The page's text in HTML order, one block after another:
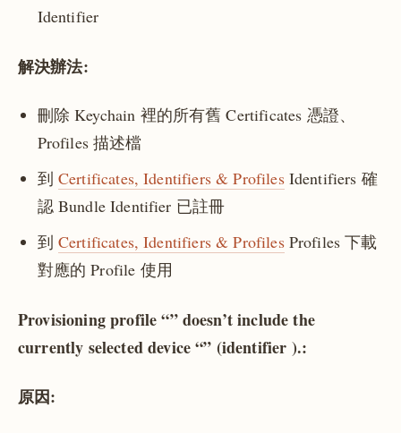
Identifier
解決辦法:
刪除 Keychain 裡的所有舊 Certificates 憑證、
Profiles 描述檔
到 Certificates, Identifiers & ProfilesIdentifiers 確
認 Bundle Identifier 已註冊
到 Certificates, Identifiers & ProfilesProfiles 下載
對應的 Profile 使用
Provisioning profile “” doesn’t include the
currently selected device “” (identifier ).:
原因: